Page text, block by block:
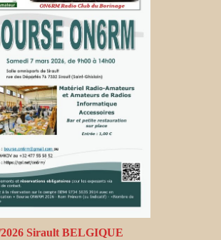
2026 Sirault BELGIQUE